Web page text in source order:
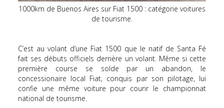
1000km de Buenos Aires sur Fiat 1500 : catégorie voitures
de tourisme.
C’est au volant d’une Fiat 1500 que le natif de Santa Fé
fait ses débuts officiels derrière un volant. Même si cette
première course se solde par un abandon, le
concessionaire local Fiat, conquis par son pilotage, lui
confie une même voiture pour courir le championnat
national de tourisme.